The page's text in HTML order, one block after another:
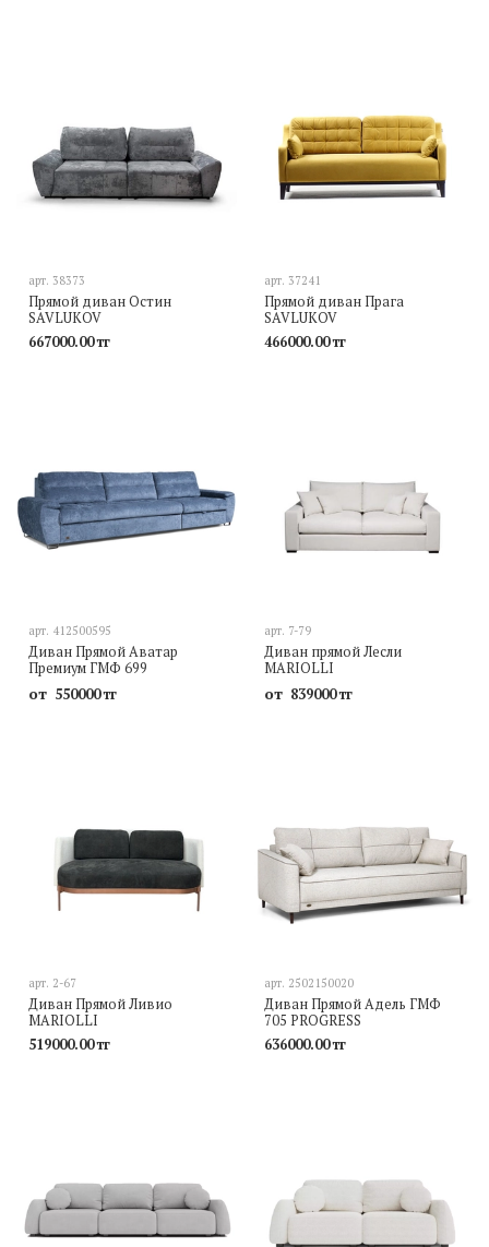
арт. 38373
Прямой диван Остин
SAVLUKOV
667000.00 тг
арт. 37241
Прямой диван Прага
SAVLUKOV
466000.00 тг
арт. 412500595
Диван Прямой Аватар
Премиум ГМФ 699
от 550000 тг
арт. 7-79
Диван прямой Лесли
MARIOLLI
от 839000 тг
арт. 2-67
Диван Прямой Ливио
MARIOLLI
519000.00 тг
арт. 2502150020
Диван Прямой Адель ГМФ
705 PROGRESS
636000.00 тг